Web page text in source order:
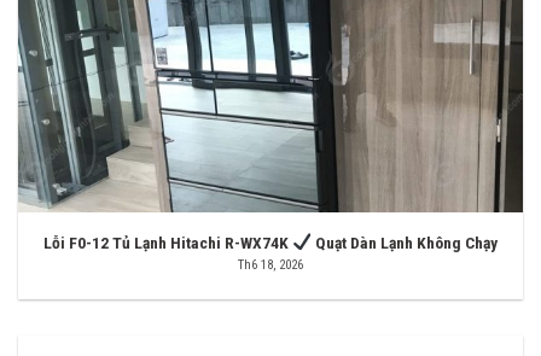
Lỗi F0-12 Tủ Lạnh Hitachi R-WX74K Quạt Dàn Lạnh Không Chạy
Th6 18, 2026